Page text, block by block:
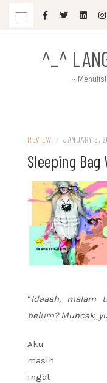
^_^
~
REVIEW / JANUARY 5,
Sleeping
“Idaaah, malam
belum? Muncak,
Aku
masih
ingat